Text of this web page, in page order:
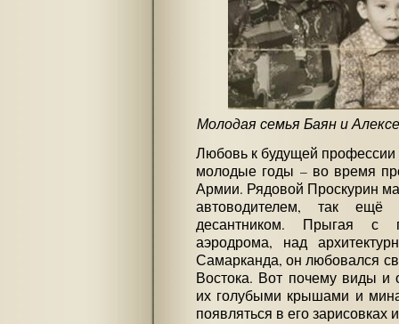
Молодая семья Баян и
Любовь к будущей
молодые годы – во время
Армии. Рядовой Проскурин
автоводителем, так
десантником. Прыгая с
аэродрома, над
Самарканда, он любовался
Востока. Вот почему виды и
их голубыми крышами и
появляться в его зарисовках